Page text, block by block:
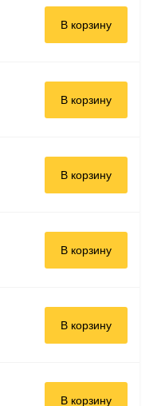
В корзину
В корзину
В корзину
В корзину
В корзину
В корзину